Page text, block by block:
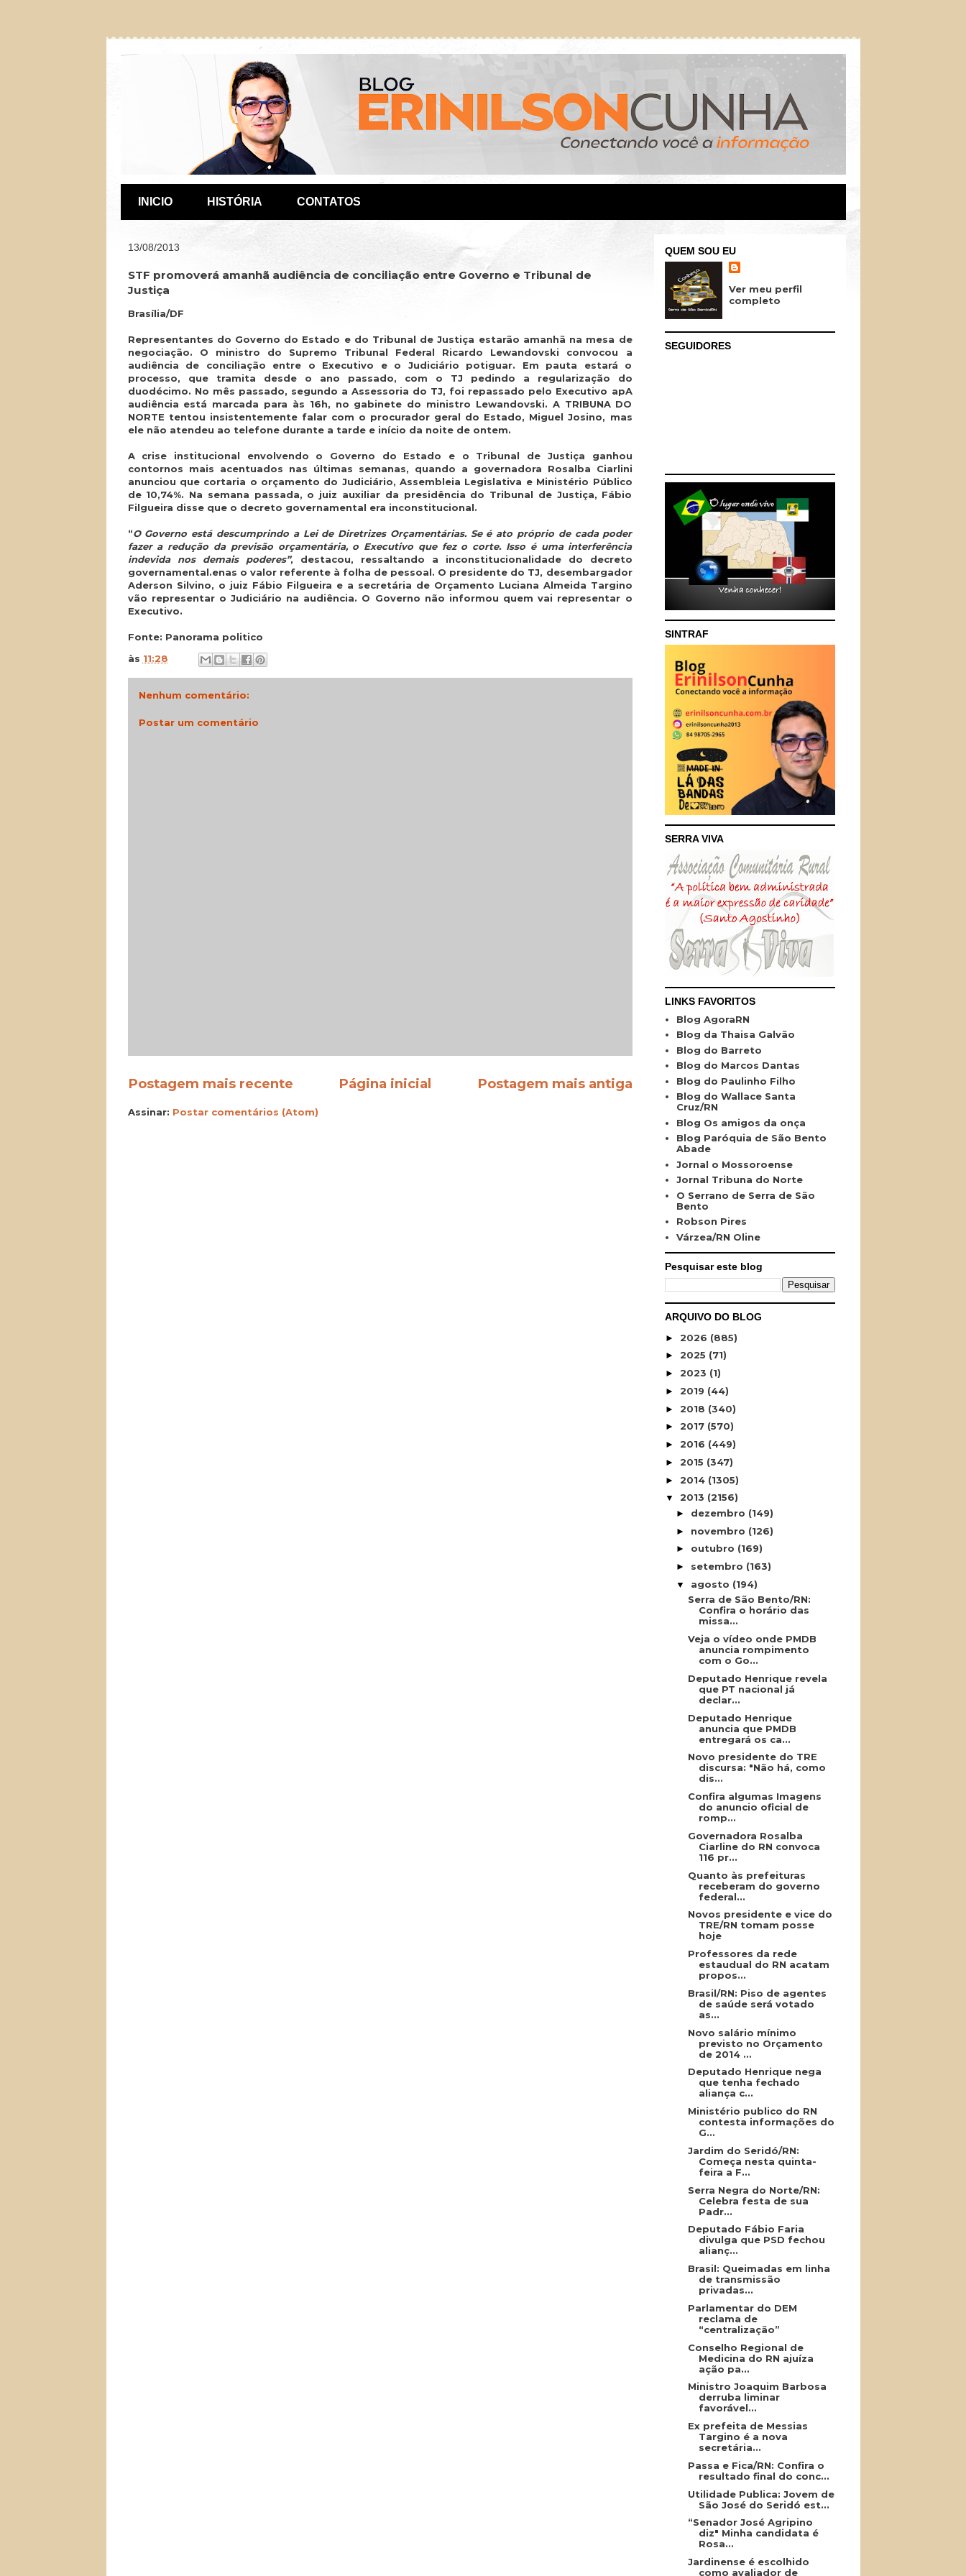
INICIO HISTÓRIA CONTATOS
13/08/2013
STF promoverá amanhã audiência de conciliação entre Governo e Tribunal de
Justiça
Brasília/DF
Representantes do Governo do Estado e do Tribunal de Justiça estarão amanhã na mesa de
negociação. O ministro do Supremo Tribunal Federal Ricardo Lewandovski convocou a
audiência de conciliação entre o Executivo e o Judiciário potiguar. Em pauta estará o
processo, que tramita desde o ano passado, com o TJ pedindo a regularização do
duodécimo. No mês passado, segundo a Assessoria do TJ, foi repassado pelo Executivo apA
audiência está marcada para às 16h, no gabinete do ministro Lewandovski. A TRIBUNA DO
NORTE tentou insistentemente falar com o procurador geral do Estado, Miguel Josino, mas
ele não atendeu ao telefone durante a tarde e início da noite de ontem.
A crise institucional envolvendo o Governo do Estado e o Tribunal de Justiça ganhou
contornos mais acentuados nas últimas semanas, quando a governadora Rosalba Ciarlini
anunciou que cortaria o orçamento do Judiciário, Assembleia Legislativa e Ministério Público
de 10,74%. Na semana passada, o juiz auxiliar da presidência do Tribunal de Justiça, Fábio
Filgueira disse que o decreto governamental era inconstitucional.
“O Governo está descumprindo a Lei de Diretrizes Orçamentárias. Se é ato próprio de cada poder
fazer a redução da previsão orçamentária, o Executivo que fez o corte. Isso é uma interferência
indevida nos demais poderes”, destacou, ressaltando a inconstitucionalidade do decreto
governamental.enas o valor referente à folha de pessoal. O presidente do TJ, desembargador
Aderson Silvino, o juiz Fábio Filgueira e a secretária de Orçamento Luciana Almeida Targino
vão representar o Judiciário na audiência. O Governo não informou quem vai representar o
Executivo.
Fonte: Panorama politico
às 11:28
Nenhum comentário:
Postar um comentário
Postagem mais recente Postagem mais antiga
Página inicial
Assinar: Postar comentários (Atom)
QUEM SOU EU
Ver meu perfil
completo
SEGUIDORES
SINTRAF
SERRA VIVA
LINKS FAVORITOS
Blog AgoraRN
Blog da Thaisa Galvão
Blog do Barreto
Blog do Marcos Dantas
Blog do Paulinho Filho
Blog do Wallace Santa
Cruz/RN
Blog Os amigos da onça
Blog Paróquia de São Bento
Abade
Jornal o Mossoroense
Jornal Tribuna do Norte
O Serrano de Serra de São
Bento
Robson Pires
Várzea/RN Oline
Pesquisar este blog
ARQUIVO DO BLOG
► 2026 (885)
► 2025 (71)
► 2023 (1)
► 2019 (44)
► 2018 (340)
► 2017 (570)
► 2016 (449)
► 2015 (347)
► 2014 (1305)
▼ 2013 (2156)
► dezembro (149)
► novembro (126)
► outubro (169)
► setembro (163)
▼ agosto (194)
Serra de São Bento/RN:
Confira o horário das
missa...
Veja o vídeo onde PMDB
anuncia rompimento
com o Go...
Deputado Henrique revela
que PT nacional já
declar...
Deputado Henrique
anuncia que PMDB
entregará os ca...
Novo presidente do TRE
discursa: "Não há, como
dis...
Confira algumas Imagens
do anuncio oficial de
romp...
Governadora Rosalba
Ciarline do RN convoca
116 pr...
Quanto às prefeituras
receberam do governo
federal...
Novos presidente e vice do
TRE/RN tomam posse
hoje
Professores da rede
estaudual do RN acatam
propos...
Brasil/RN: Piso de agentes
de saúde será votado
as...
Novo salário mínimo
previsto no Orçamento
de 2014 ...
Deputado Henrique nega
que tenha fechado
aliança c...
Ministério publico do RN
contesta informações do
G...
Jardim do Seridó/RN:
Começa nesta quinta-
feira a F...
Serra Negra do Norte/RN:
Celebra festa de sua
Padr...
Deputado Fábio Faria
divulga que PSD fechou
alianç...
Brasil: Queimadas em linha
de transmissão
privadas...
Parlamentar do DEM
reclama de
“centralização”
Conselho Regional de
Medicina do RN ajuíza
ação pa...
Ministro Joaquim Barbosa
derruba liminar
favorável...
Ex prefeita de Messias
Targino é a nova
secretária...
Passa e Fica/RN: Confira o
resultado final do conc...
Utilidade Publica: Jovem de
São José do Seridó est...
“Senador José Agripino
diz" Minha candidata é
Rosa...
Jardinense é escolhido
como avaliador de